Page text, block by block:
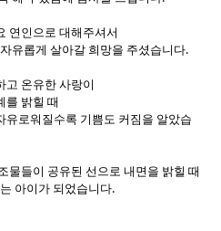
연인으로 대해주셔서
유롭게 살아갈 희망을 주셨습니다.
고 온유한 사랑이
를 밝힐 때
유로워질수록 기쁨도 커짐을 알았습
물들이 공유된 선으로 내면을 밝힐 때
아이가 되었습니다.